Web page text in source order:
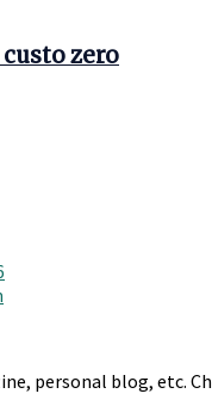
zero
personal blog, etc.